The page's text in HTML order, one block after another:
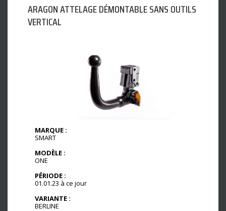
ARAGON ATTELAGE DÉMONTABLE SANS OUTILS
VERTICAL
MARQUE :
SMART
MODÈLE :
ONE
PÉRIODE :
01.01.23 à ce jour
VARIANTE :
BERLINE